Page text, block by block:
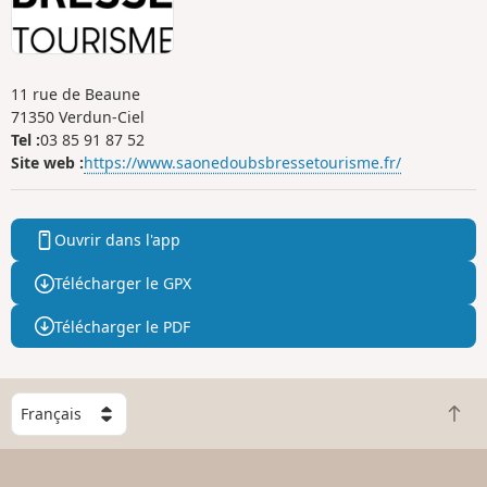
11 rue de Beaune
71350 Verdun-Ciel
Tel :03 85 91 87 52
Site web :https://www.saonedoubsbressetourisme.fr/
Ouvrir dans l'app
Télécharger le GPX
Télécharger le PDF
C
o
R
e